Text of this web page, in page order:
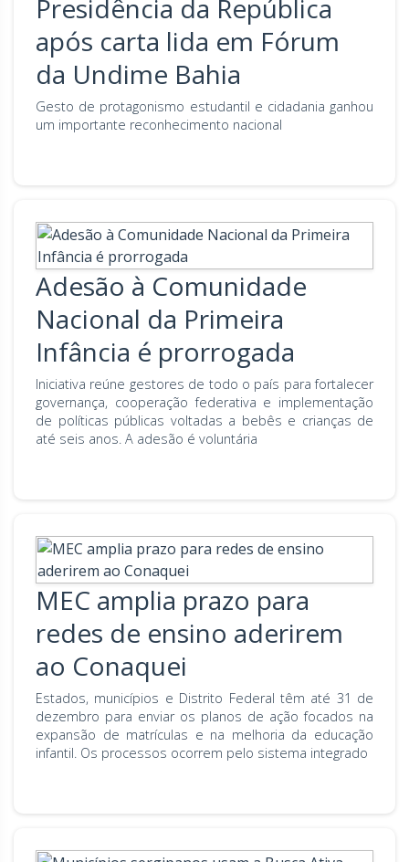
Presidência da República
após carta lida em Fórum
da Undime Bahia
Gesto de protagonismo estudantil e cidadania ganhou
um importante reconhecimento nacional
Adesão à Comunidade
Nacional da Primeira
Infância é prorrogada
Iniciativa reúne gestores de todo o país para fortalecer
governança, cooperação federativa e implementação
de políticas públicas voltadas a bebês e crianças de
até seis anos. A adesão é voluntária
MEC amplia prazo para
redes de ensino aderirem
ao Conaquei
Estados, municípios e Distrito Federal têm até 31 de
dezembro para enviar os planos de ação focados na
expansão de matrículas e na melhoria da educação
infantil. Os processos ocorrem pelo sistema integrado